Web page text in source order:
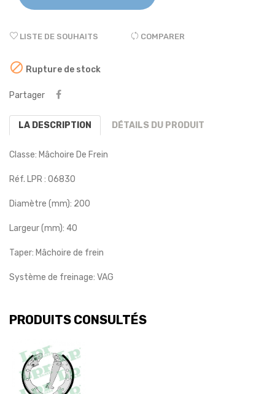
LISTE DE SOUHAITS COMPARER
 Rupture de stock
Partager
LA DESCRIPTION DÉTAILS DU PRODUIT
Classe: Mâchoire De Frein
Réf. LPR : 06830
Diamètre (mm): 200
Largeur (mm): 40
Taper: Mâchoire de frein
Système de freinage: VAG
PRODUITS CONSULTÉS